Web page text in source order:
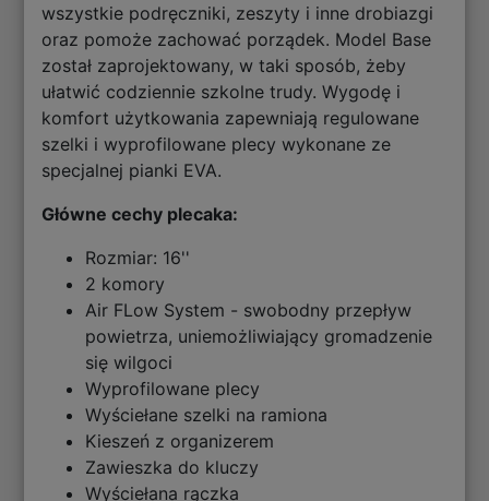
wszystkie podręczniki, zeszyty i inne drobiazgi
oraz pomoże zachować porządek. Model Base
został zaprojektowany, w taki sposób, żeby
ułatwić codziennie szkolne trudy. Wygodę i
komfort użytkowania zapewniają regulowane
szelki i wyprofilowane plecy wykonane ze
specjalnej pianki EVA.
Główne cechy plecaka:
Rozmiar: 16''
2 komory
Air FLow System - swobodny przepływ
powietrza, uniemożliwiający gromadzenie
się wilgoci
Wyprofilowane plecy
Wyściełane szelki na ramiona
Kieszeń z organizerem
Zawieszka do kluczy
Wyściełana rączka